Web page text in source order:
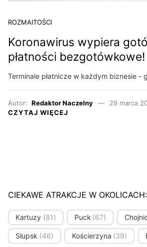
ROZMAITOŚCI
Koronawirus wypiera
płatności bezgotówkowe!
Terminale płatnicze w każdym biznesie -
Autor: Redaktor Naczelny
29 marca
CZYTAJ WIĘCEJ
CIEKAWE ATRAKCJE W OKOLICACH:
Kartuzy (81) Puck (67)
Słupsk (46) Kościerzyna (39)